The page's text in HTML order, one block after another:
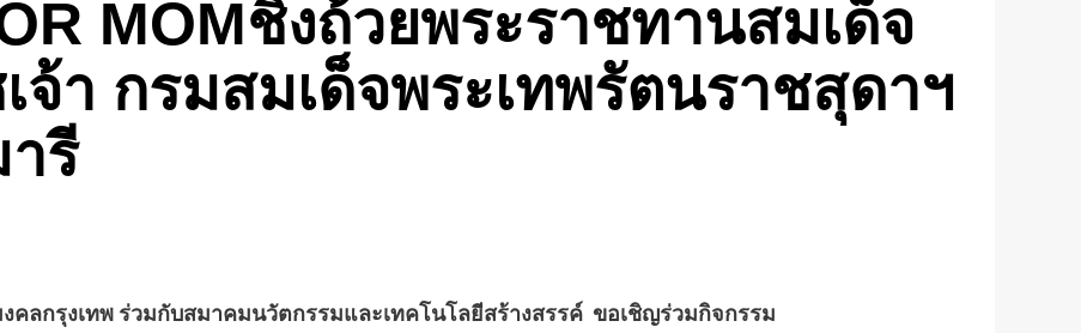
MOMชิงถ้วยพระราชทานสมเด็จ
จ้า กรมสมเด็จพระเทพรัตนราชสุดาฯ
รี
ลกรุงเทพ ร่วมกับสมาคมนวัตกรรมและเทคโนโลยีสร้างสรรค์ ขอเชิญร่วมกิจกรรม